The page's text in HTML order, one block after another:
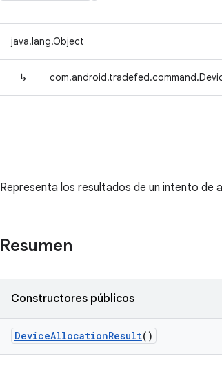
java.lang.Object
↳
Representa los resultados de un intento de
Resumen
Constructores públicos
DeviceAllocationResult()